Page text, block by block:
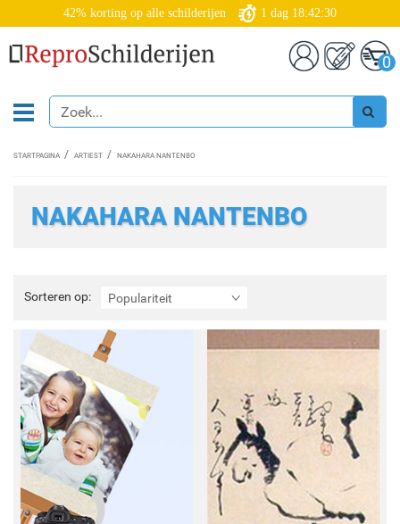
42% korting op alle schilderijen 1 dag 18:42:28
0
STARTPAGINA ARTIEST NAKAHARA NANTENBO
NAKAHARA NANTENBO
Sorteren op: Populariteit
Sorteren
op: